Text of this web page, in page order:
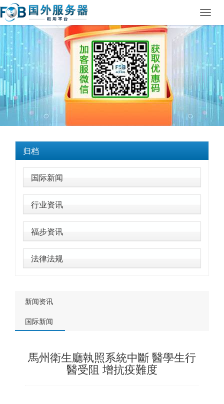
归档
国际新闻
行业资讯
福步资讯
法律法规
新闻资讯
国际新闻
馬州衛生廳執照系統中斷 醫學生行
醫受阻 增抗疫難度